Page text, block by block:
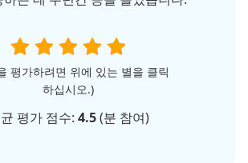
평가하려면 위에 있는 별을 클릭
하십시오.)
평가 점수: 4.5(분 참여)